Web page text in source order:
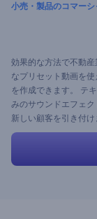
小売・製品のコマー
効果的な方法で不動
なプリセット動画を
を作成できます。 テ
みのサウンドエフェク
新しい顧客を引き付け